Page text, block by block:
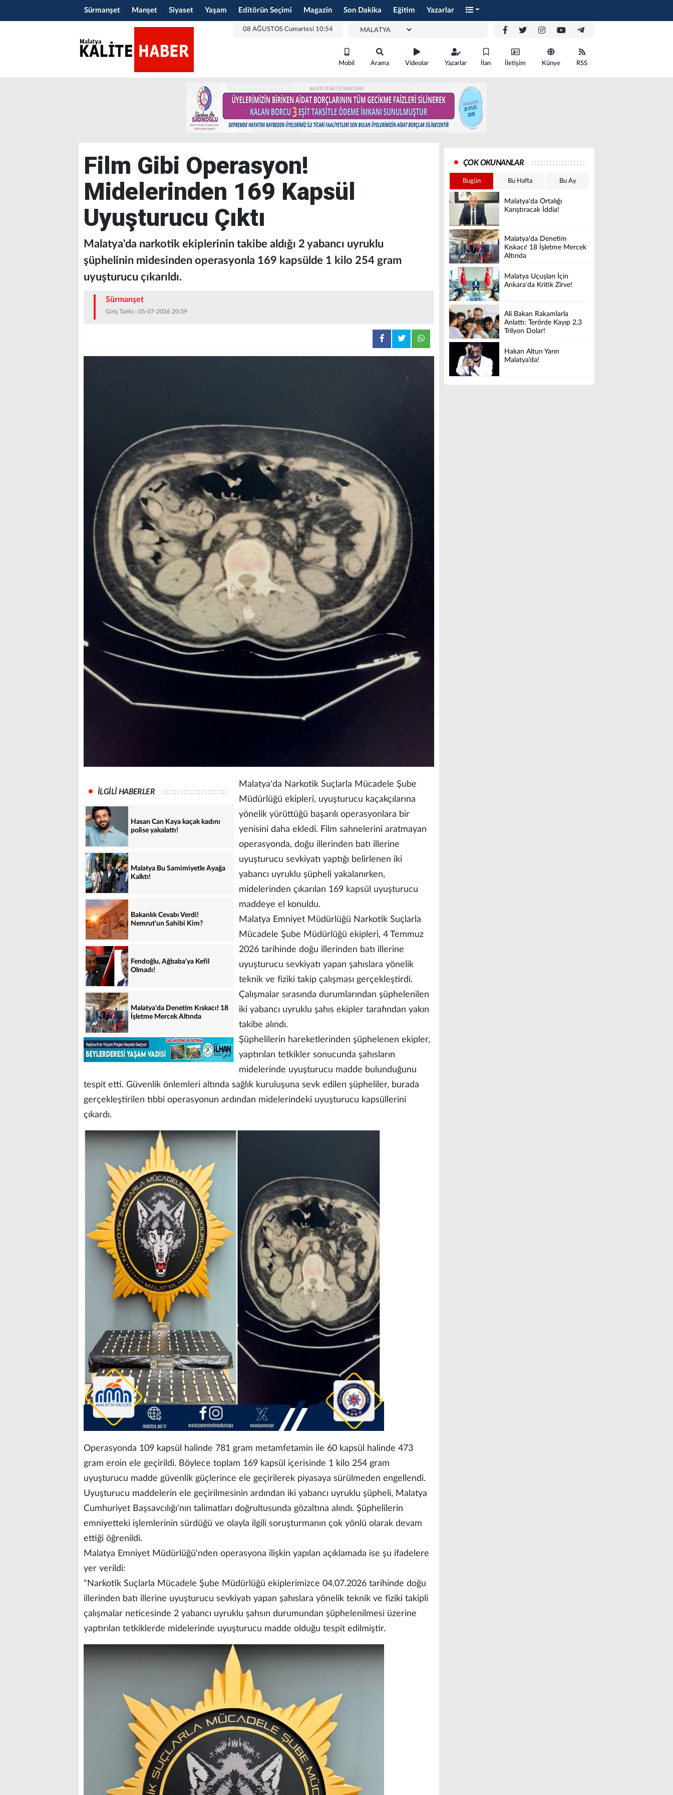
Sürmanşet Manşet Siyaset Yaşam Editörün Seçimi Magazin Son Dakika Eğitim Yazarlar
08 AĞUSTOS Cumartesi 10:54
Mobil Arama Videolar Yazarlar İlan İletişim Künye RSS
Film Gibi Operasyon!
Midelerinden 169 Kapsül
Uyuşturucu Çıktı
Malatya'da narkotik ekiplerinin takibe aldığı 2 yabancı uyruklu
şüphelinin midesinden operasyonla 169 kapsülde 1 kilo 254 gram
uyuşturucu çıkarıldı.
Sürmanşet
Giriş Tarihi : 05-07-2026 20:39
İLGİLİ HABERLER
Hasan Can Kaya kaçak kadını
polise yakalattı!
Malatya Bu Samimiyetle Ayağa
Kalktı!
Bakanlık Cevabı Verdi!
Nemrut'un Sahibi Kim?
Fendoğlu, Ağbaba’ya Kefil
Olmadı!
Malatya'da Denetim Kıskacı! 18
İşletme Mercek Altında
Malatya'da Narkotik Suçlarla Mücadele Şube
Müdürlüğü ekipleri, uyuşturucu kaçakçılarına
yönelik yürüttüğü başarılı operasyonlara bir
yenisini daha ekledi. Film sahnelerini aratmayan
operasyonda, doğu illerinden batı illerine
uyuşturucu sevkiyatı yaptığı belirlenen iki
yabancı uyruklu şüpheli yakalanırken,
midelerinden çıkarılan 169 kapsül uyuşturucu
maddeye el konuldu.
Malatya Emniyet Müdürlüğü Narkotik Suçlarla
Mücadele Şube Müdürlüğü ekipleri, 4 Temmuz
2026 tarihinde doğu illerinden batı illerine
uyuşturucu sevkiyatı yapan şahıslara yönelik
teknik ve fiziki takip çalışması gerçekleştirdi.
Çalışmalar sırasında durumlarından şüphelenilen
iki yabancı uyruklu şahıs ekipler tarafından yakın
takibe alındı.
Şüphelilerin hareketlerinden şüphelenen ekipler,
yaptırılan tetkikler sonucunda şahısların
midelerinde uyuşturucu madde bulunduğunu
tespit etti. Güvenlik önlemleri altında sağlık kuruluşuna sevk edilen şüpheliler, burada
gerçekleştirilen tıbbi operasyonun ardından midelerindeki uyuşturucu kapsüllerini
çıkardı.
Operasyonda 109 kapsül halinde 781 gram metamfetamin ile 60 kapsül halinde 473
gram eroin ele geçirildi. Böylece toplam 169 kapsül içerisinde 1 kilo 254 gram
uyuşturucu madde güvenlik güçlerince ele geçirilerek piyasaya sürülmeden engellendi.
Uyuşturucu maddelerin ele geçirilmesinin ardından iki yabancı uyruklu şüpheli, Malatya
Cumhuriyet Başsavcılığı'nın talimatları doğrultusunda gözaltına alındı. Şüphelilerin
emniyetteki işlemlerinin sürdüğü ve olayla ilgili soruşturmanın çok yönlü olarak devam
ettiği öğrenildi.
Malatya Emniyet Müdürlüğü'nden operasyona ilişkin yapılan açıklamada ise şu ifadelere
yer verildi:
"Narkotik Suçlarla Mücadele Şube Müdürlüğü ekiplerimizce 04.07.2026 tarihinde doğu
illerinden batı illerine uyuşturucu sevkiyatı yapan şahıslara yönelik teknik ve fiziki takipli
çalışmalar neticesinde 2 yabancı uyruklu şahsın durumundan şüphelenilmesi üzerine
yaptırılan tetkiklerde midelerinde uyuşturucu madde olduğu tespit edilmiştir.
ÇOK OKUNANLAR
Bugün Bu Hafta Bu Ay
Malatya'da Ortalığı
Karıştıracak İddia!
Malatya'da Denetim
Kıskacı! 18 İşletme Mercek
Altında
Malatya Uçuşları İçin
Ankara'da Kritik Zirve!
Ali Bakan Rakamlarla
Anlattı: Terörde Kayıp 2,3
Trilyon Dolar!
Hakan Altun Yarın
Malatya’da!